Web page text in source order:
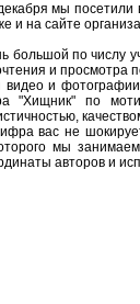
мы посетили
и на сайте
большой по числу
и просмотра
и
"Хищник" по
вас не
мы
авторов и